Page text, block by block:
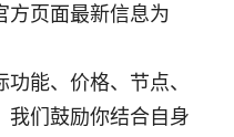
方页面最新信息为
能、价格、节点、
我们鼓励你结合自身